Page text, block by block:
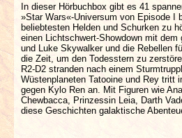
In dieser Hörbuchbox gibt es 41
»Star Wars«-Universum von Episode I
beliebtesten Helden und Schurken zu
einen Lichtschwert-Showdown mit dem
und Luke Skywalker und die Rebellen
die Zeit, um den Todesstern zu
R2-D2 stranden nach einem
Wüstenplaneten Tatooine und Rey tritt
gegen Kylo Ren an. Mit Figuren wie
Chewbacca, Prinzessin Leia, Darth
diese Geschichten galaktische